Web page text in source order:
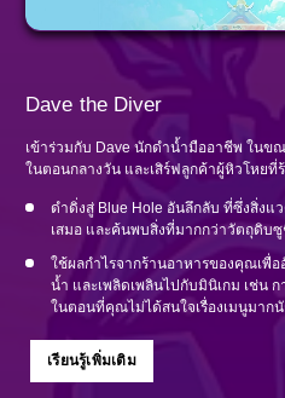
Dave the Diver
เข้าร่วมกับ Dave นักดำน้ำมืออาชีพ ในข
ในตอนกลางวัน และเสิร์ฟลูกค้าผู้หิวโหยที่
ดำดิ่งสู่ Blue Hole อันลึกลับ ที่ซึ่งสิ่งแ
เสมอ และค้นพบสิ่งที่มากกว่าวัตถุดิบ
ใช้ผลกำไรจากร้านอาหารของคุณเพื่
น้ำ และเพลิดเพลินไปกับมินิเกม เช่น
ในตอนที่คุณไม่ได้สนใจเรื่องเมนูมาก
เรียนรู้เพิ่มเติม